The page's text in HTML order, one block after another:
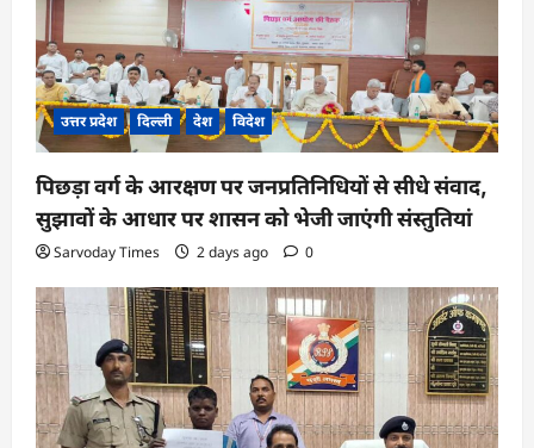
i
o
n उत्तर प्रदेश दिल्ली देश विदेश
पिछड़ा वर्ग के आरक्षण पर जनप्रतिनिधियों से सीधे संवाद,
सुझावों के आधार पर शासन को भेजी जाएंगी संस्तुतियां
Sarvoday Times 2 days ago 0